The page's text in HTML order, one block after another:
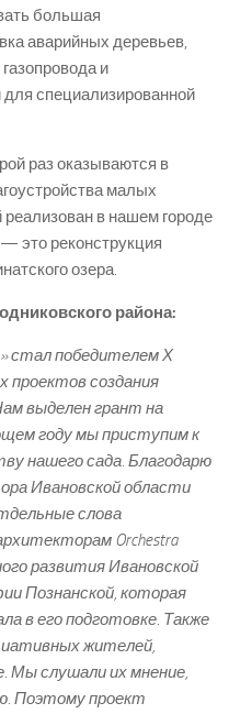
большая
аварийных деревьев,
и
специализированной
раз оказываются в
малых
реализован в нашем городе
— это реконструкция
озера.
района:
стал победителем Х
проектов создания
выделен грант на
году мы приступим к
нашего сада. Благодарю
Ивановской области
слова
Orchestra
развития Ивановской
Познанской, которая
в его подготовке. Также
жителей,
Мы слушали их мнение,
Поэтому проект